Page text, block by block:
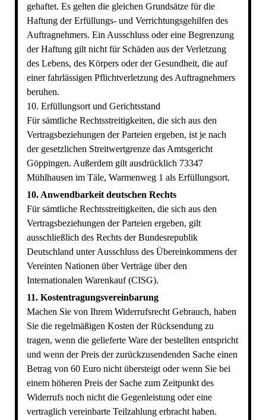
gehaftet. Es gelten die gleichen Grundsätze für die
Haftung der Erfüllungs- und Verrichtungsgehilfen des
Auftragnehmers. Ein Ausschluss oder eine Begrenzung
der Haftung gilt nicht für Schäden aus der Verletzung
des Lebens, des Körpers oder der Gesundheit, die auf
einer fahrlässigen Pflichtverletzung des Auftragnehmers
beruhen.
10. Erfüllungsort und Gerichtsstand
Für sämtliche Rechtsstreitigkeiten, die sich aus den
Vertragsbeziehungen der Parteien ergeben, ist je nach
der gesetzlichen Streitwertgrenze das Amtsgericht
Göppingen. Außerdem gilt ausdrücklich 73347
Mühlhausen im Täle, Warmenweg 1 als Erfüllungsort.
10. Anwendbarkeit deutschen Rechts
Für sämtliche Rechtsstreitigkeiten, die sich aus den
Vertragsbeziehungen der Parteien ergeben, gilt
ausschließlich des Rechts der Bundesrepublik
Deutschland unter Ausschluss des Übereinkommens der
Vereinten Nationen über Verträge über den
Internationalen Warenkauf (CISG).
11. Kostentragungsvereinbarung
Machen Sie von Ihrem Widerrufsrecht Gebrauch, haben
Sie die regelmäßigen Kosten der Rücksendung zu
tragen, wenn die gelieferte Ware der bestellten entspricht
und wenn der Preis der zurückzusendenden Sache einen
Betrag von 60 Euro nicht übersteigt oder wenn Sie bei
einem höheren Preis der Sache zum Zeitpunkt des
Widerrufs noch nicht die Gegenleistung oder eine
vertraglich vereinbarte Teilzahlung erbracht haben.